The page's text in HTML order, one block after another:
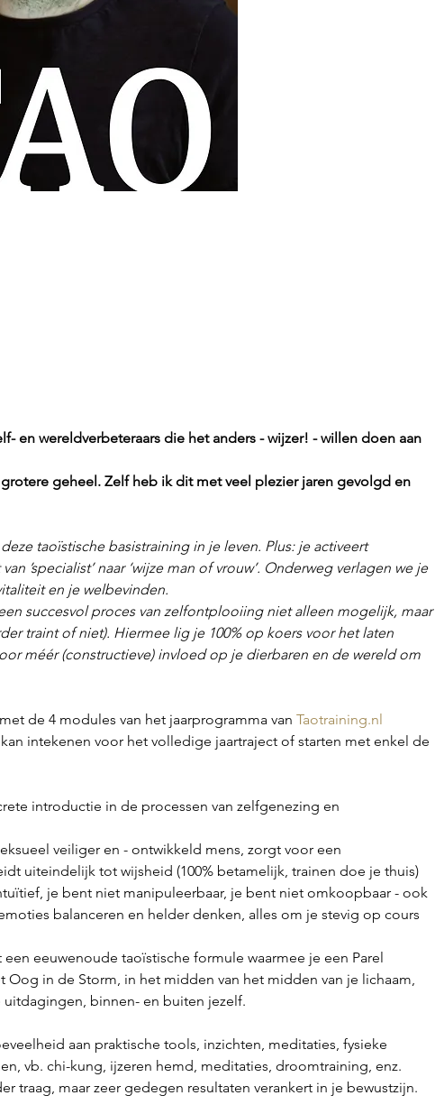
en wereldverbeteraars die het anders - wijzer! - willen doen aan
geheel. Zelf heb ik dit met veel plezier jaren gevolgd en
taoïstische basistraining in je leven. Plus: je activeert
’specialist’ naar ‘wijze man of vrouw’. Onderweg verlagen we je
en je welbevinden.
succesvol proces van zelfontplooiing niet alleen mogelijk, maar
traint of niet). Hiermee lig je 100% op koers voor het laten
méér (constructieve) invloed op je dierbaren en de wereld om
de 4 modules van het jaarprogramma van Taotraining.nl
intekenen voor het volledige jaartraject of starten met enkel de
introductie in de processen van zelfgenezing en
veiliger en - ontwikkeld mens, zorgt voor een
uiteindelijk tot wijsheid (100% betamelijk, trainen doe je thuis)
je bent niet manipuleerbaar, je bent niet omkoopbaar - ook
balanceren en helder denken, alles om je stevig op cours
eeuwenoude taoïstische formule waarmee je een Parel
in de Storm, in het midden van het midden van je lichaam,
binnen- en buiten jezelf.
aan praktische tools, inzichten, meditaties, fysieke
vb. chi-kung, ijzeren hemd, meditaties, droomtraining, enz.
traag, maar zeer gedegen resultaten verankert in je bewustzijn.